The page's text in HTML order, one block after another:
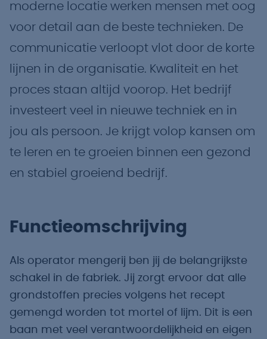
moderne locatie werken mensen met oog
voor detail aan de beste technieken. De
communicatie verloopt vlot door de korte
lijnen in de organisatie. Kwaliteit en het
proces staan altijd voorop. Het bedrijf
investeert veel in nieuwe techniek en in
jou als persoon. Je krijgt volop kansen om
te leren en te groeien binnen een gezond
en stabiel groeiend bedrijf.
Functieomschrijving
Als operator mengerij ben jij de belangrijkste
schakel in de fabriek. Jij zorgt ervoor dat alle
grondstoffen precies volgens het recept
gemengd worden tot mortel of lijm. Dit is een
baan met veel verantwoordelijkheid en eigen